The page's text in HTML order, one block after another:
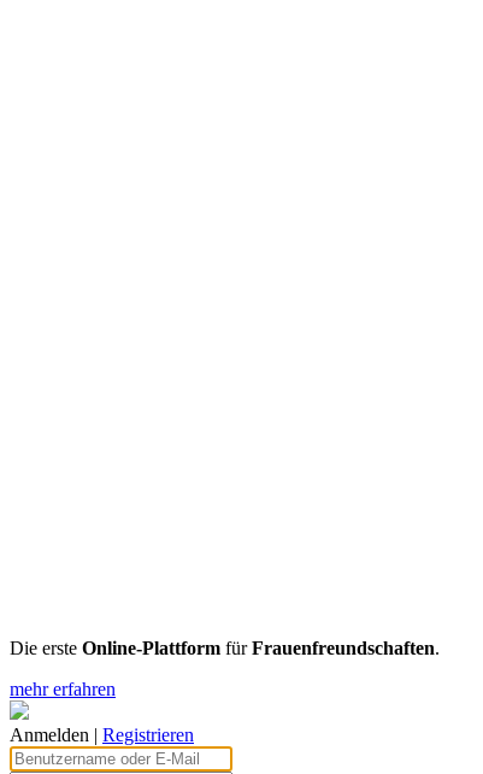
Die erste Online-Plattform fürFrauenfreundschaften.
mehr erfahren
Anmelden | Registrieren